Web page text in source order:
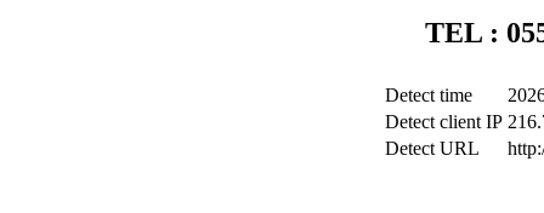
TEL :
Detect time
Detect client IP
Detect URL